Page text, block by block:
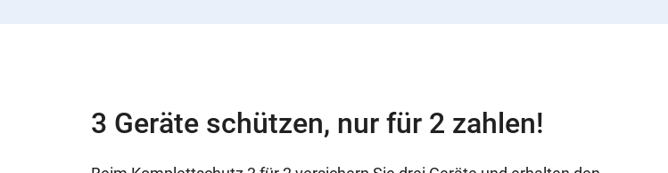
3 Geräte schützen, nur für 2 zahlen!